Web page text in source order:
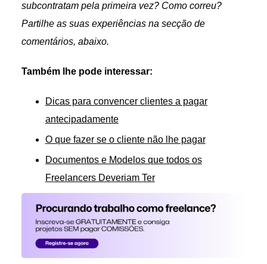
subcontratam pela primeira vez? Como correu?
Partilhe as suas experiências na secção de
comentários, abaixo.
Também lhe pode interessar:
Dicas para convencer clientes a pagar
antecipadamente
O que fazer se o cliente não lhe pagar
Documentos e Modelos que todos os
Freelancers Deveriam Ter